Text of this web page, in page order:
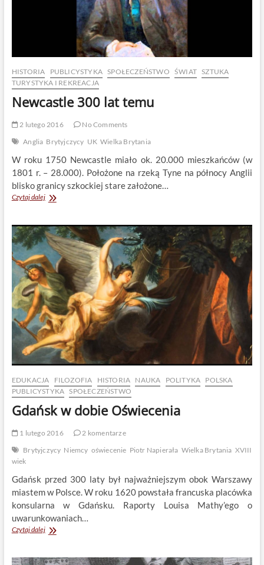
HISTORIA PUBLICYSTYKA SPOŁECZEŃSTWO ŚWIAT SZTUKA
TURYSTYKA I REKREACJA
Newcastle 300 lat temu
2 lutego 2016
No Comments
Anglia Brytyjczycy UK Wielka Brytania
W roku 1750 Newcastle miało ok. 20.000 mieszkańców (w
1801 r. – 28.000). Położone na rzeką Tyne na północy Anglii
blisko granicy szkockiej stare założone…
Czytaj dalejNewcastle
temu
EDUKACJA FILOZOFIA HISTORIA NAUKA POLITYKA POLSKA
PUBLICYSTYKA SPOŁECZEŃSTWO
Gdańsk w dobie Oświecenia
1 lutego 2016
2 komentarze
Brytyjczycy Niemcy oświecenie Piotr Napierała Wielka Brytania XVIII
wiek
Gdańsk przed 300 laty był najważniejszym obok Warszawy
miastem w Polsce. W roku 1620 powstała francuska placówka
konsularna w Gdańsku. Raporty Louisa Mathy’ego o
uwarunkowaniach…
Czytaj dalejGdańsk
Oświecenia